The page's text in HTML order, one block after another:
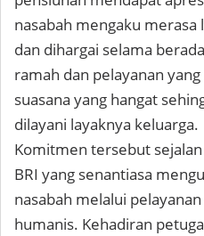
nasabah mengaku
dan dihargai selama
ramah dan pelayanan
suasana yang hangat
dilayani layaknya keluarga.
Komitmen tersebut
BRI yang senantiasa
nasabah melalui
humanis. Kehadiran